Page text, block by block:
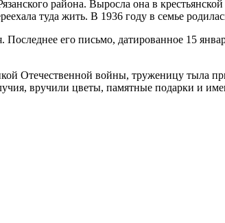
района. Выросла она в крестьянской
туда жить. В 1936 году в семье
его письмо, датированное 15
Отечественной войны, труженицу тыла
вручили цветы, памятные подарки и